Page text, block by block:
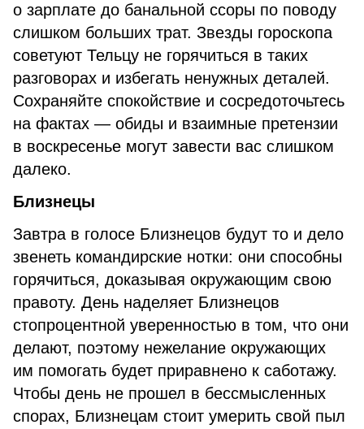
о зарплате до банальной ссоры по поводу
слишком больших трат. Звезды гороскопа
советуют Тельцу не горячиться в таких
разговорах и избегать ненужных деталей.
Сохраняйте спокойствие и сосредоточьтесь
на фактах — обиды и взаимные претензии
в воскресенье могут завести вас слишком
далеко.
Близнецы
Завтра в голосе Близнецов будут то и дело
звенеть командирские нотки: они способны
горячиться, доказывая окружающим свою
правоту. День наделяет Близнецов
стопроцентной уверенностью в том, что они
делают, поэтому нежелание окружающих
им помогать будет приравнено к саботажу.
Чтобы день не прошел в бессмысленных
спорах, Близнецам стоит умерить свой пыл